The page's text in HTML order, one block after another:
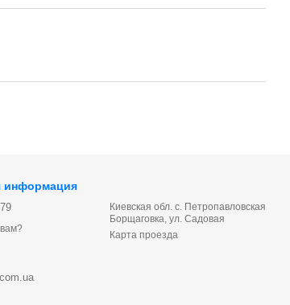
информация
Киевская обл. с. Петропавловская
Борщаговка, ул. Садовая
Карта проезда